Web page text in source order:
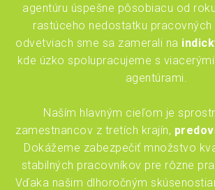
agentúru úspešne pôsobiacu od
rastúceho nedostatku pracovných
odvetviach sme sa zamerali na
kde úzko spolupracujeme s
agentúrami.
Naším hlavným cieľom je
zamestnancov z tretích krajín,
Dokážeme zabezpečiť množstvo
stabilných pracovníkov pre rôzne
Vďaka našim dlhoročným